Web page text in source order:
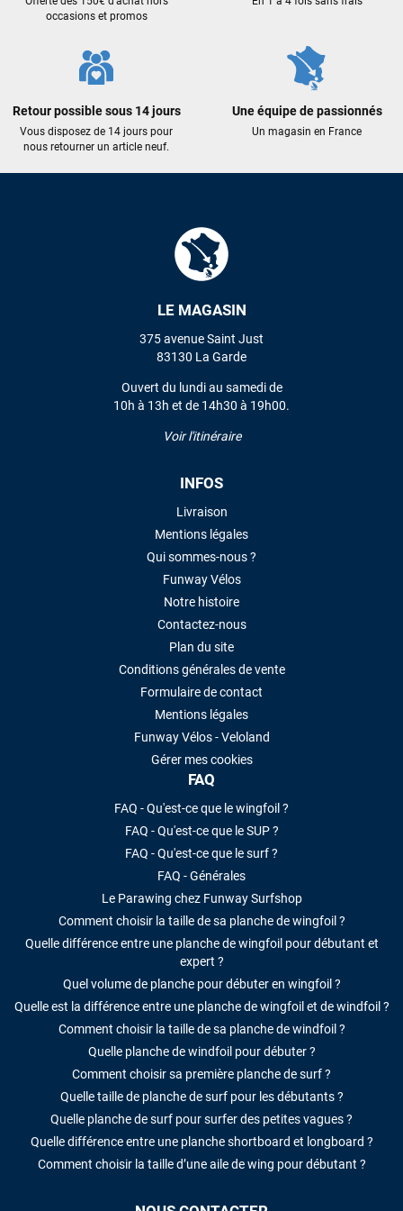
occasions et promos
Retour possible sous 14 jours
Vous disposez de 14 jours pour
nous retourner un article neuf.
Une équipe de passionnés
Un magasin en France
LE MAGASIN
375 avenue Saint Just
83130 La Garde
Ouvert du lundi au samedi de
10h à 13h et de 14h30 à 19h00.
Voir l'itinéraire
INFOS
Livraison
Mentions légales
Qui sommes-nous ?
Funway Vélos
Notre histoire
Contactez-nous
Plan du site
Conditions générales de vente
Formulaire de contact
Mentions légales
Funway Vélos - Veloland
Gérer mes cookies
FAQ
FAQ - Qu'est-ce que le wingfoil ?
FAQ - Qu'est-ce que le SUP ?
FAQ - Qu'est-ce que le surf ?
FAQ - Générales
Le Parawing chez Funway Surfshop
Comment choisir la taille de sa planche de wingfoil ?
Quelle différence entre une planche de wingfoil pour débutant et
expert ?
Quel volume de planche pour débuter en wingfoil ?
Quelle est la différence entre une planche de wingfoil et de windfoil ?
Comment choisir la taille de sa planche de windfoil ?
Quelle planche de windfoil pour débuter ?
Comment choisir sa première planche de surf ?
Quelle taille de planche de surf pour les débutants ?
Quelle planche de surf pour surfer des petites vagues ?
Quelle différence entre une planche shortboard et longboard ?
Comment choisir la taille d’une aile de wing pour débutant ?
Maronui RICHMOND
il y a 3 mois
J'ai acheté une voile d'occasion depuis Tahiti. Super service.
Mauruuru roa.
LAISSER UN AVIS